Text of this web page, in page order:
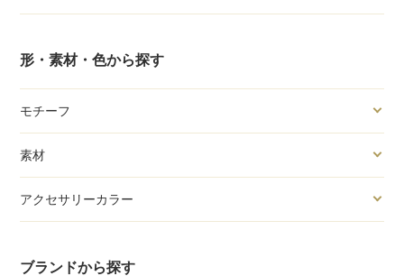
形・素材・色から探す
モチーフ
素材
アクセサリーカラー
ブランドから探す